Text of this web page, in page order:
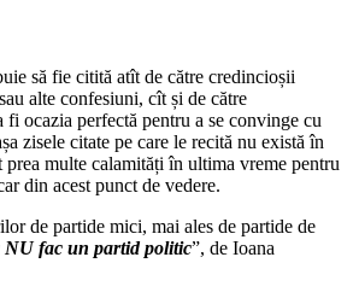
să fie citită atît de către credincioșii
alte confesiuni, cît și de către
ocazia perfectă pentru a se convinge cu
zisele citate pe care le recită nu există în
multe calamități în ultima vreme pentru
din acest punct de vedere.
de partide mici, mai ales de partide de
NU fac un partid politic”, de Ioana